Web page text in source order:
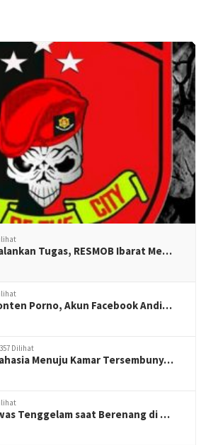
Tugas, RESMOB Ibarat Me…
Porno, Akun Facebook Andi…
Dilihat
Menuju Kamar Tersembuny…
Tenggelam saat Berenang di …